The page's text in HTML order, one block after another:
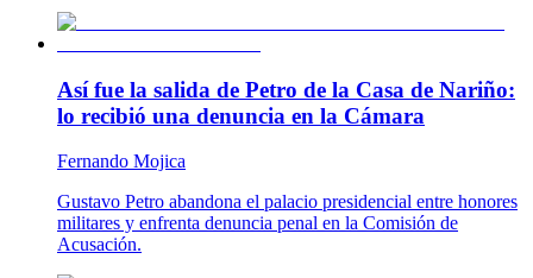
Así fue la salida de Petro de la Casa de Nariño:
lo recibió una denuncia en la Cámara
Fernando Mojica
Gustavo Petro abandona el palacio presidencial entre honores
militares y enfrenta denuncia penal en la Comisión de
Acusación.